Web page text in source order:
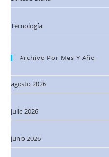
Tecnología
Archivo Por Mes Y Año
agosto 2026
julio 2026
junio 2026